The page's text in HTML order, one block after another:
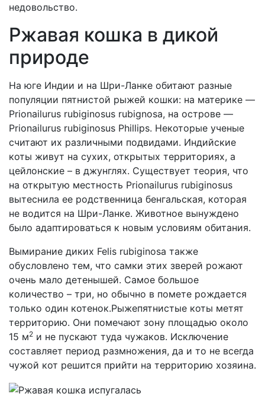
недовольство.
Ржавая кошка в дикой
природе
На юге Индии и на Шри-Ланке обитают разные
популяции пятнистой рыжей кошки: на материке —
Prionailurus rubiginosus rubignosa, на острове —
Prionailurus rubiginosus Phillips. Некоторые ученые
считают их различными подвидами. Индийские
коты живут на сухих, открытых территориях, а
цейлонские – в джунглях. Существует теория, что
на открытую местность Prionailurus rubiginosus
вытеснила ее родственница бенгальская, которая
не водится на Шри-Ланке. Животное вынуждено
было адаптироваться к новым условиям обитания.
Вымирание диких Felis rubiginosa также
обусловлено тем, что самки этих зверей рожают
очень мало детенышей. Самое большое
количество – три, но обычно в помете рождается
только один котенок.Рыжепятнистые коты метят
территорию. Они помечают зону площадью около
15 м2 и не пускают туда чужаков. Исключение
составляет период размножения, да и то не всегда
чужой кот решится прийти на территорию хозяина.